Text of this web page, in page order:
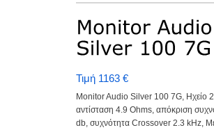
Τιμή 1163 €
Monitor Audio Silver 100 7G, Ηχείο
αντίσταση 4.9 Ohms, απόκριση
db, συχνότητα Crossover 2.3 kHz,